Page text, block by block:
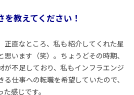
を教えてください！
正直なところ、私も紹介してくれた星
います（笑）。ちょうどその時期、
が不足しており、私もインフラエンジ
仕事への転職を希望していたので、
感じです。